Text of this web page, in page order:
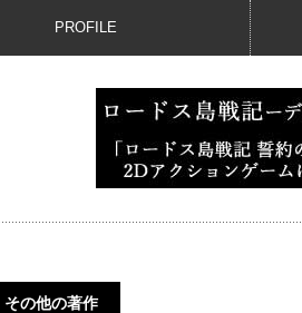
PROFILE
その他の著作